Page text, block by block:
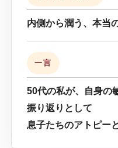
内側から潤う、本当
一言
50代の私が、自身の
振り返りとして
息子たちのアトピー